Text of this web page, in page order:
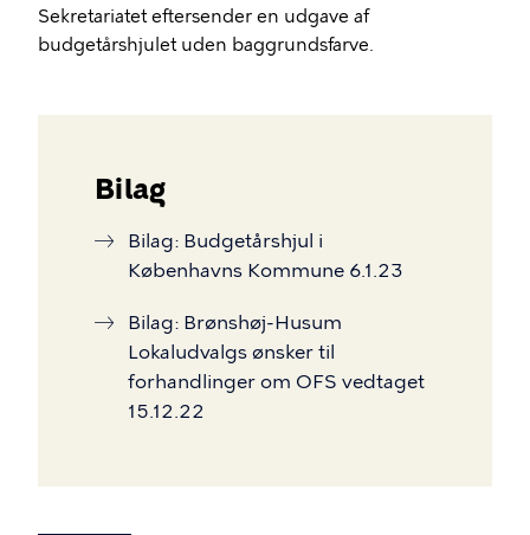
Sekretariatet eftersender en udgave af
budgetårshjulet uden baggrundsfarve.
Bilag
Bilag: Budgetårshjul i
Københavns Kommune 6.1.23
Bilag: Brønshøj-Husum
Lokaludvalgs ønsker til
forhandlinger om OFS vedtaget
15.12.22